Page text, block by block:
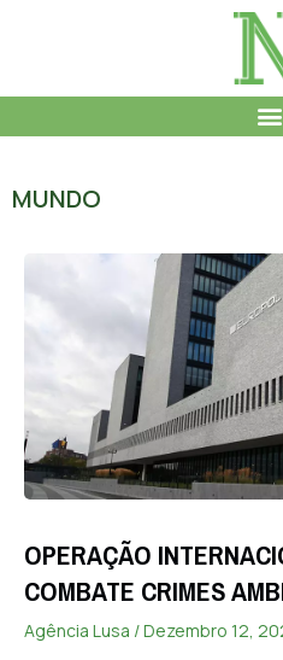
MUNDO
OPERAÇÃO
COMBATE CRIMES
Agência Lusa Dezembro 12,